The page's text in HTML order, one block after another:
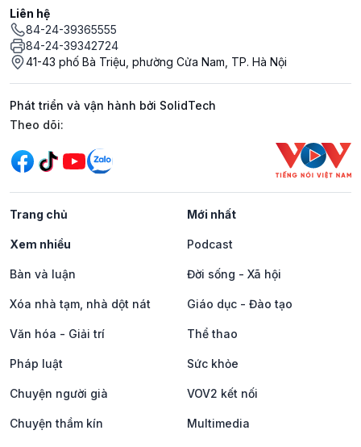
Liên hệ
84-24-39365555
84-24-39342724
41-43 phố Bà Triệu, phường Cửa Nam, TP. Hà Nội
Phát triển và vận hành bởi SolidTech
Mạng xã hội
Theo dõi:
Trang chủ Mới nhất
Xem nhiều Podcast
Bàn và luận Đời sống - Xã hội
Xóa nhà tạm, nhà dột nát Giáo dục - Đào tạo
Văn hóa - Giải trí Thể thao
Pháp luật Sức khỏe
Chuyện người già VOV2 kết nối
Chuyện thầm kín Multimedia